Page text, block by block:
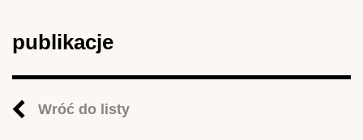
publikacje
Wróć do listy